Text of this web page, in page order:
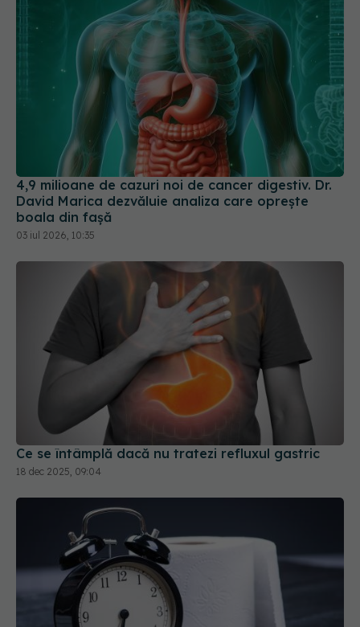
4,9 milioane de cazuri noi de cancer digestiv. Dr.
David Marica dezvăluie analiza care oprește
boala din fașă
03 iul 2026, 10:35
Ce se întâmplă dacă nu tratezi refluxul gastric
18 dec 2025, 09:04